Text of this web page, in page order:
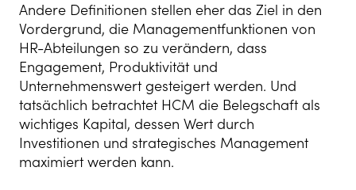
Andere Definitionen stellen eher das Ziel in den
Vordergrund, die Managementfunktionen von
HR-Abteilungen so zu verändern, dass
Engagement, Produktivität und
Unternehmenswert gesteigert werden. Und
tatsächlich betrachtet HCM die Belegschaft als
wichtiges Kapital, dessen Wert durch
Investitionen und strategisches Management
maximiert werden kann.